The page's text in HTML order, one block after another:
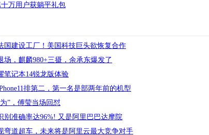
万用户获躺平礼包
国建设工厂！美国科技巨头欲恢复合作
，麒麟980+三摄，余承东爆发了
笔记本14锐龙版体验
排第二，第一名是部两年前的机型
”，傅莹当场回怼
别准确率达96%! 又是阿里巴巴达摩院
弯道超车，未来将是阿里云最大竞争对手